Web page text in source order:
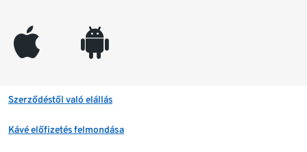
appleinc android
Szerződéstől való elállás
Kávé előfizetés felmondása